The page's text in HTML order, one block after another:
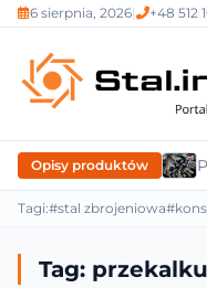
6 sierpnia, 2026| +48 512
Opisy produktów
Tagi:#stal zbrojeniowa
Tag: